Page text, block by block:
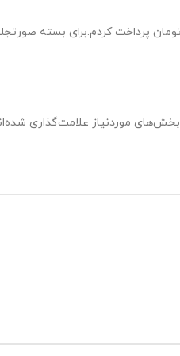
بخش‌های موردنیاز علامت‌گذاری